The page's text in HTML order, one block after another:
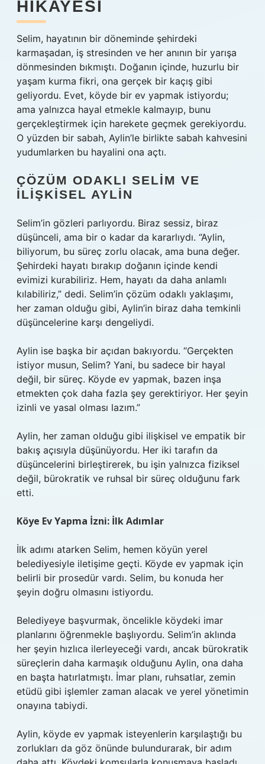
HIKAYESI
Selim, hayatının bir döneminde şehirdeki
karmaşadan, iş stresinden ve her anının bir yarışa
dönmesinden bıkmıştı. Doğanın içinde, huzurlu bir
yaşam kurma fikri, ona gerçek bir kaçış gibi
geliyordu. Evet, köyde bir ev yapmak istiyordu;
ama yalnızca hayal etmekle kalmayıp, bunu
gerçekleştirmek için harekete geçmek gerekiyordu.
O yüzden bir sabah, Aylin’le birlikte sabah kahvesini
yudumlarken bu hayalini ona açtı.
ÇÖZÜM ODAKLI SELIM VE
İLIŞKISEL AYLIN
Selim’in gözleri parlıyordu. Biraz sessiz, biraz
düşünceli, ama bir o kadar da kararlıydı. “Aylin,
biliyorum, bu süreç zorlu olacak, ama buna değer.
Şehirdeki hayatı bırakıp doğanın içinde kendi
evimizi kurabiliriz. Hem, hayatı da daha anlamlı
kılabiliriz,” dedi. Selim’in çözüm odaklı yaklaşımı,
her zaman olduğu gibi, Aylin’in biraz daha temkinli
düşüncelerine karşı dengeliydi.
Aylin ise başka bir açıdan bakıyordu. “Gerçekten
istiyor musun, Selim? Yani, bu sadece bir hayal
değil, bir süreç. Köyde ev yapmak, bazen inşa
etmekten çok daha fazla şey gerektiriyor. Her şeyin
izinli ve yasal olması lazım.”
Aylin, her zaman olduğu gibi ilişkisel ve empatik bir
bakış açısıyla düşünüyordu. Her iki tarafın da
düşüncelerini birleştirerek, bu işin yalnızca fiziksel
değil, bürokratik ve ruhsal bir süreç olduğunu fark
etti.
Köye Ev Yapma İzni: İlk Adımlar
İlk adımı atarken Selim, hemen köyün yerel
belediyesiyle iletişime geçti. Köyde ev yapmak için
belirli bir prosedür vardı. Selim, bu konuda her
şeyin doğru olmasını istiyordu.
Belediyeye başvurmak, öncelikle köydeki imar
planlarını öğrenmekle başlıyordu. Selim’in aklında
her şeyin hızlıca ilerleyeceği vardı, ancak bürokratik
süreçlerin daha karmaşık olduğunu Aylin, ona daha
en başta hatırlatmıştı. İmar planı, ruhsatlar, zemin
etüdü gibi işlemler zaman alacak ve yerel yönetimin
onayına tabiydi.
Aylin, köyde ev yapmak isteyenlerin karşılaştığı bu
zorlukları da göz önünde bulundurarak, bir adım